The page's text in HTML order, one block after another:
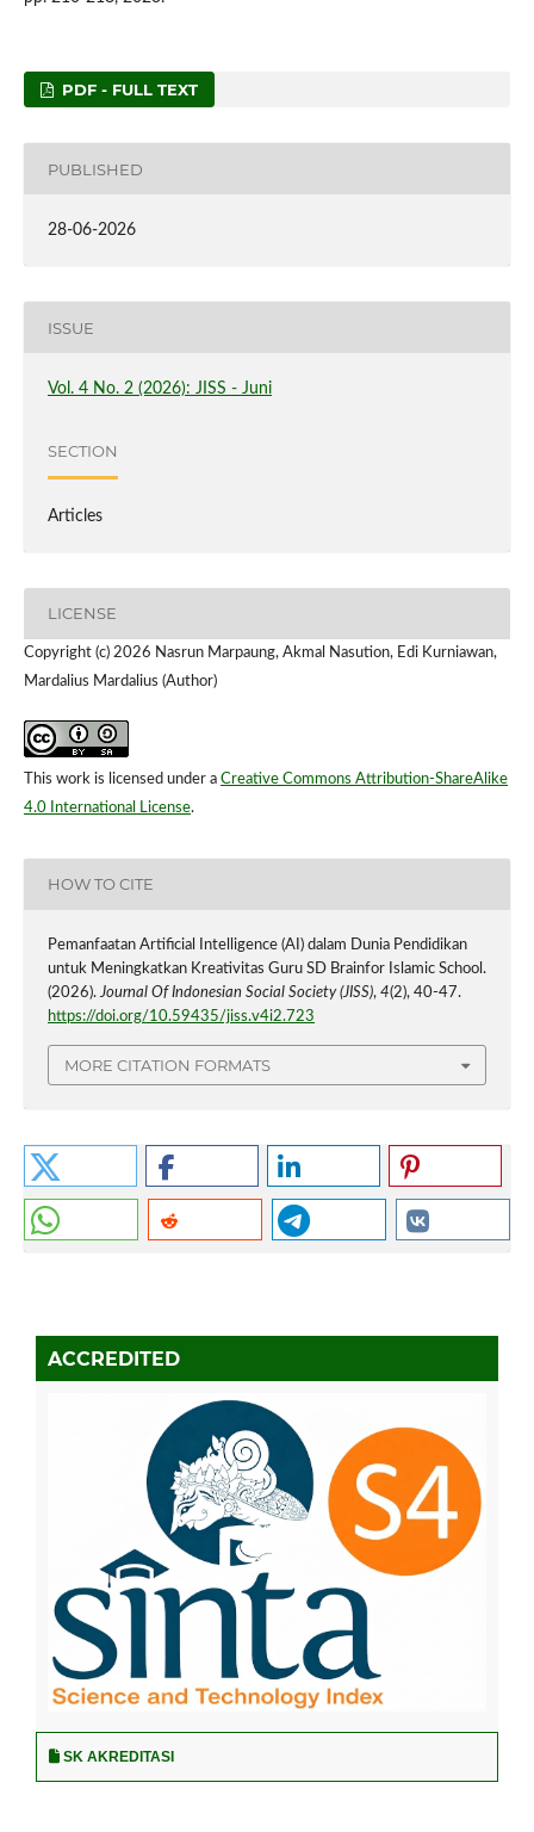
PDF - FULL TEXT
PUBLISHED
28-06-2026
ISSUE
Vol. 4 No. 2 (2026): JISS - Juni
SECTION
Articles
LICENSE
Copyright (c) 2026 Nasrun Marpaung, Akmal Nasution, Edi Kurniawan,
Mardalius Mardalius (Author)
This work is licensed under a Creative Commons Attribution-ShareAlike
4.0 International License.
HOW TO CITE
Pemanfaatan Artificial Intelligence (AI) dalam Dunia Pendidikan
untuk Meningkatkan Kreativitas Guru SD Brainfor Islamic School.
(2026). Journal Of Indonesian Social Society (JISS), 4(2), 40-47.
https://doi.org/10.59435/jiss.v4i2.723
MORE CITATION FORMATS
ACCREDITED
SK AKREDITASI